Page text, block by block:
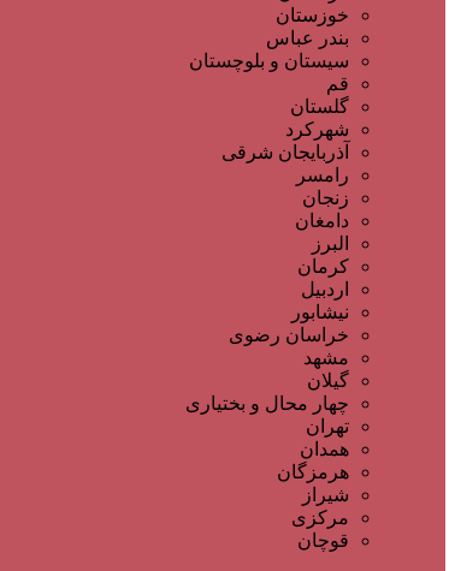
خوزستان
بندر عباس
سیستان و بلوچستان
قم
گلستان
شهرکرد
آذربایجان شرقی
رامسر
زنجان
دامغان
البرز
کرمان
اردبیل
نیشابور
خراسان رضوی
مشهد
گیلان
چهار محال و بختیاری
تهران
همدان
هرمزگان
شیراز
مرکزی
قوچان